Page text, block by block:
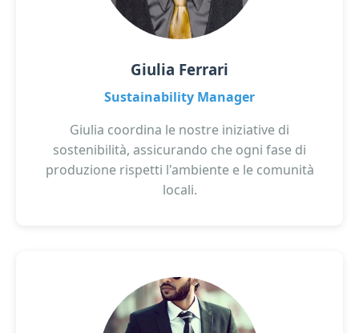
Giulia Ferrari
Sustainability Manager
Giulia coordina le nostre iniziative di
sostenibilità, assicurando che ogni fase di
produzione rispetti l'ambiente e le comunità
locali.